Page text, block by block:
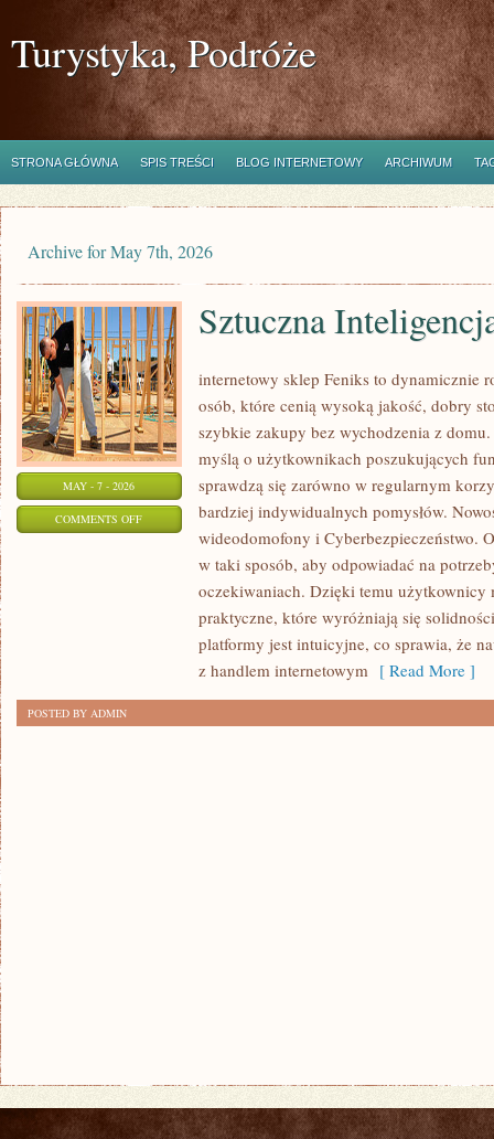
Turystyka, Podróże
STRONA GŁÓWNA SPIS TREŚCI BLOG INTERNETOWY ARCHIWUM
Archive for May 7th, 2026
MAY - 7 - 2026
COMMENTS OFFON
INTELIGENCJA
Sztuczna
internetowy sklep Feniks to dynamicznie
osób, które cenią wysoką jakość, dobry
szybkie zakupy bez wychodzenia z domu.
myślą o użytkownikach poszukujących
sprawdzą się zarówno w regularnym
bardziej indywidualnych pomysłów.
wideodomofony i Cyberbezpieczeństwo.
w taki sposób, aby odpowiadać na
oczekiwaniach. Dzięki temu użytkownicy
praktyczne, które wyróżniają się
platformy jest intuicyjne, co sprawia, że
z handlem internetowym [ Read More ]
POSTED BY ADMIN